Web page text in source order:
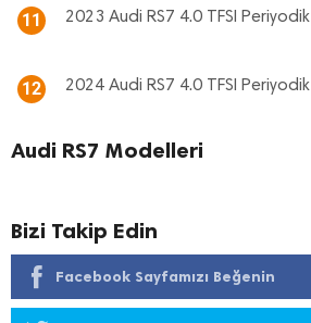
11 2023 Audi RS7 4.0 TFSI Periyodik
12 2024 Audi RS7 4.0 TFSI Periyodik
Audi RS7 Modelleri
Bizi Takip Edin
Facebook Sayfamızı Beğenin